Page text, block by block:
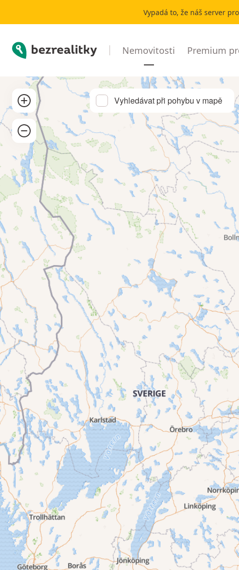
Vypadá to, že náš server
Bezrealitky Nemovitosti Premium
Přibližít
Oddálit
Vyhledávat při pohybu v mapě